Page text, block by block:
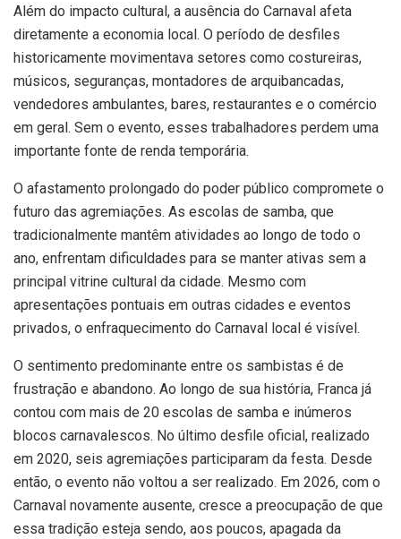
Além do impacto cultural, a ausência do Carnaval afeta
diretamente a economia local. O período de desfiles
historicamente movimentava setores como costureiras,
músicos, seguranças, montadores de arquibancadas,
vendedores ambulantes, bares, restaurantes e o comércio
em geral. Sem o evento, esses trabalhadores perdem uma
importante fonte de renda temporária.
O afastamento prolongado do poder público compromete o
futuro das agremiações. As escolas de samba, que
tradicionalmente mantêm atividades ao longo de todo o
ano, enfrentam dificuldades para se manter ativas sem a
principal vitrine cultural da cidade. Mesmo com
apresentações pontuais em outras cidades e eventos
privados, o enfraquecimento do Carnaval local é visível.
O sentimento predominante entre os sambistas é de
frustração e abandono. Ao longo de sua história, Franca já
contou com mais de 20 escolas de samba e inúmeros
blocos carnavalescos. No último desfile oficial, realizado
em 2020, seis agremiações participaram da festa. Desde
então, o evento não voltou a ser realizado. Em 2026, com o
Carnaval novamente ausente, cresce a preocupação de que
essa tradição esteja sendo, aos poucos, apagada da